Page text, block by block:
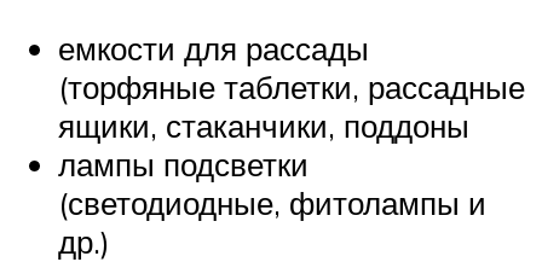
емкости для рассады
(торфяные таблетки, рассадные
ящики, стаканчики, поддоны
лампы подсветки
(светодиодные, фитолампы и
др.)